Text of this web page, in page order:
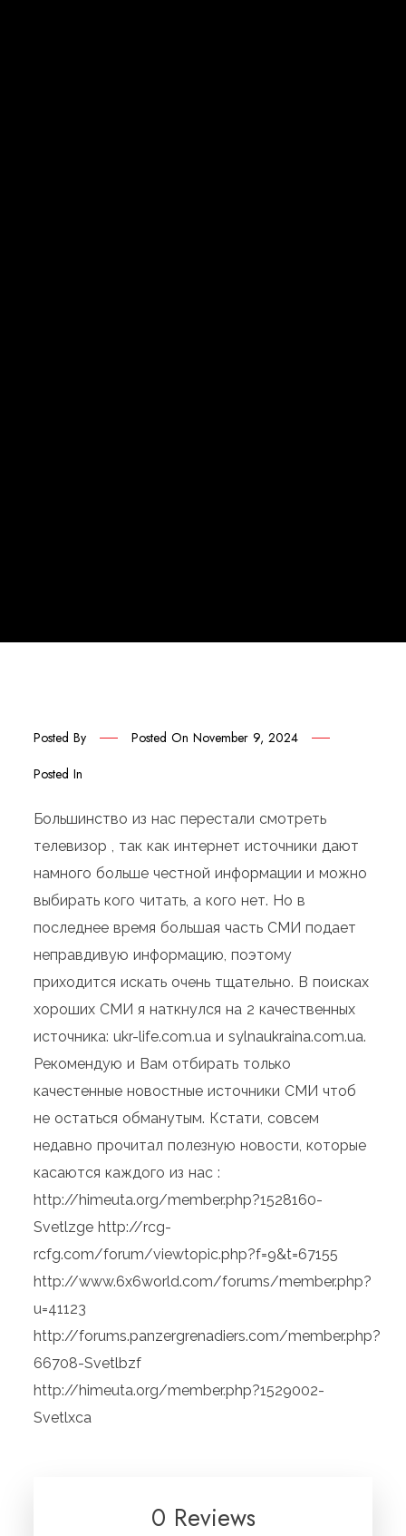
Posted By Posted OnNovember 9, 2024
Posted In
Большинство из нас перестали смотреть
телевизор , так как интернет источники дают
намного больше честной информации и можно
выбирать кого читать, а кого нет. Но в
последнее время большая часть СМИ подает
неправдивую информацию, поэтому
приходится искать очень тщательно. В поисках
хороших СМИ я наткнулся на 2 качественных
источника: ukr-life.com.ua и sylnaukraina.com.ua.
Рекомендую и Вам отбирать только
качестенные новостные источники СМИ чтоб
не остаться обманутым. Кстати, совсем
недавно прочитал полезную новости, которые
касаются каждого из нас :
http://himeuta.org/member.php?1528160-
Svetlzge http://rcg-
rcfg.com/forum/viewtopic.php?f=9&t=67155
http://www.6x6world.com/forums/member.php?
u=41123
http://forums.panzergrenadiers.com/member.php?
66708-Svetlbzf
http://himeuta.org/member.php?1529002-
Svetlxca
0 Reviews